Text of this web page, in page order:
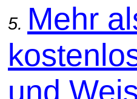
5. Mehr
und